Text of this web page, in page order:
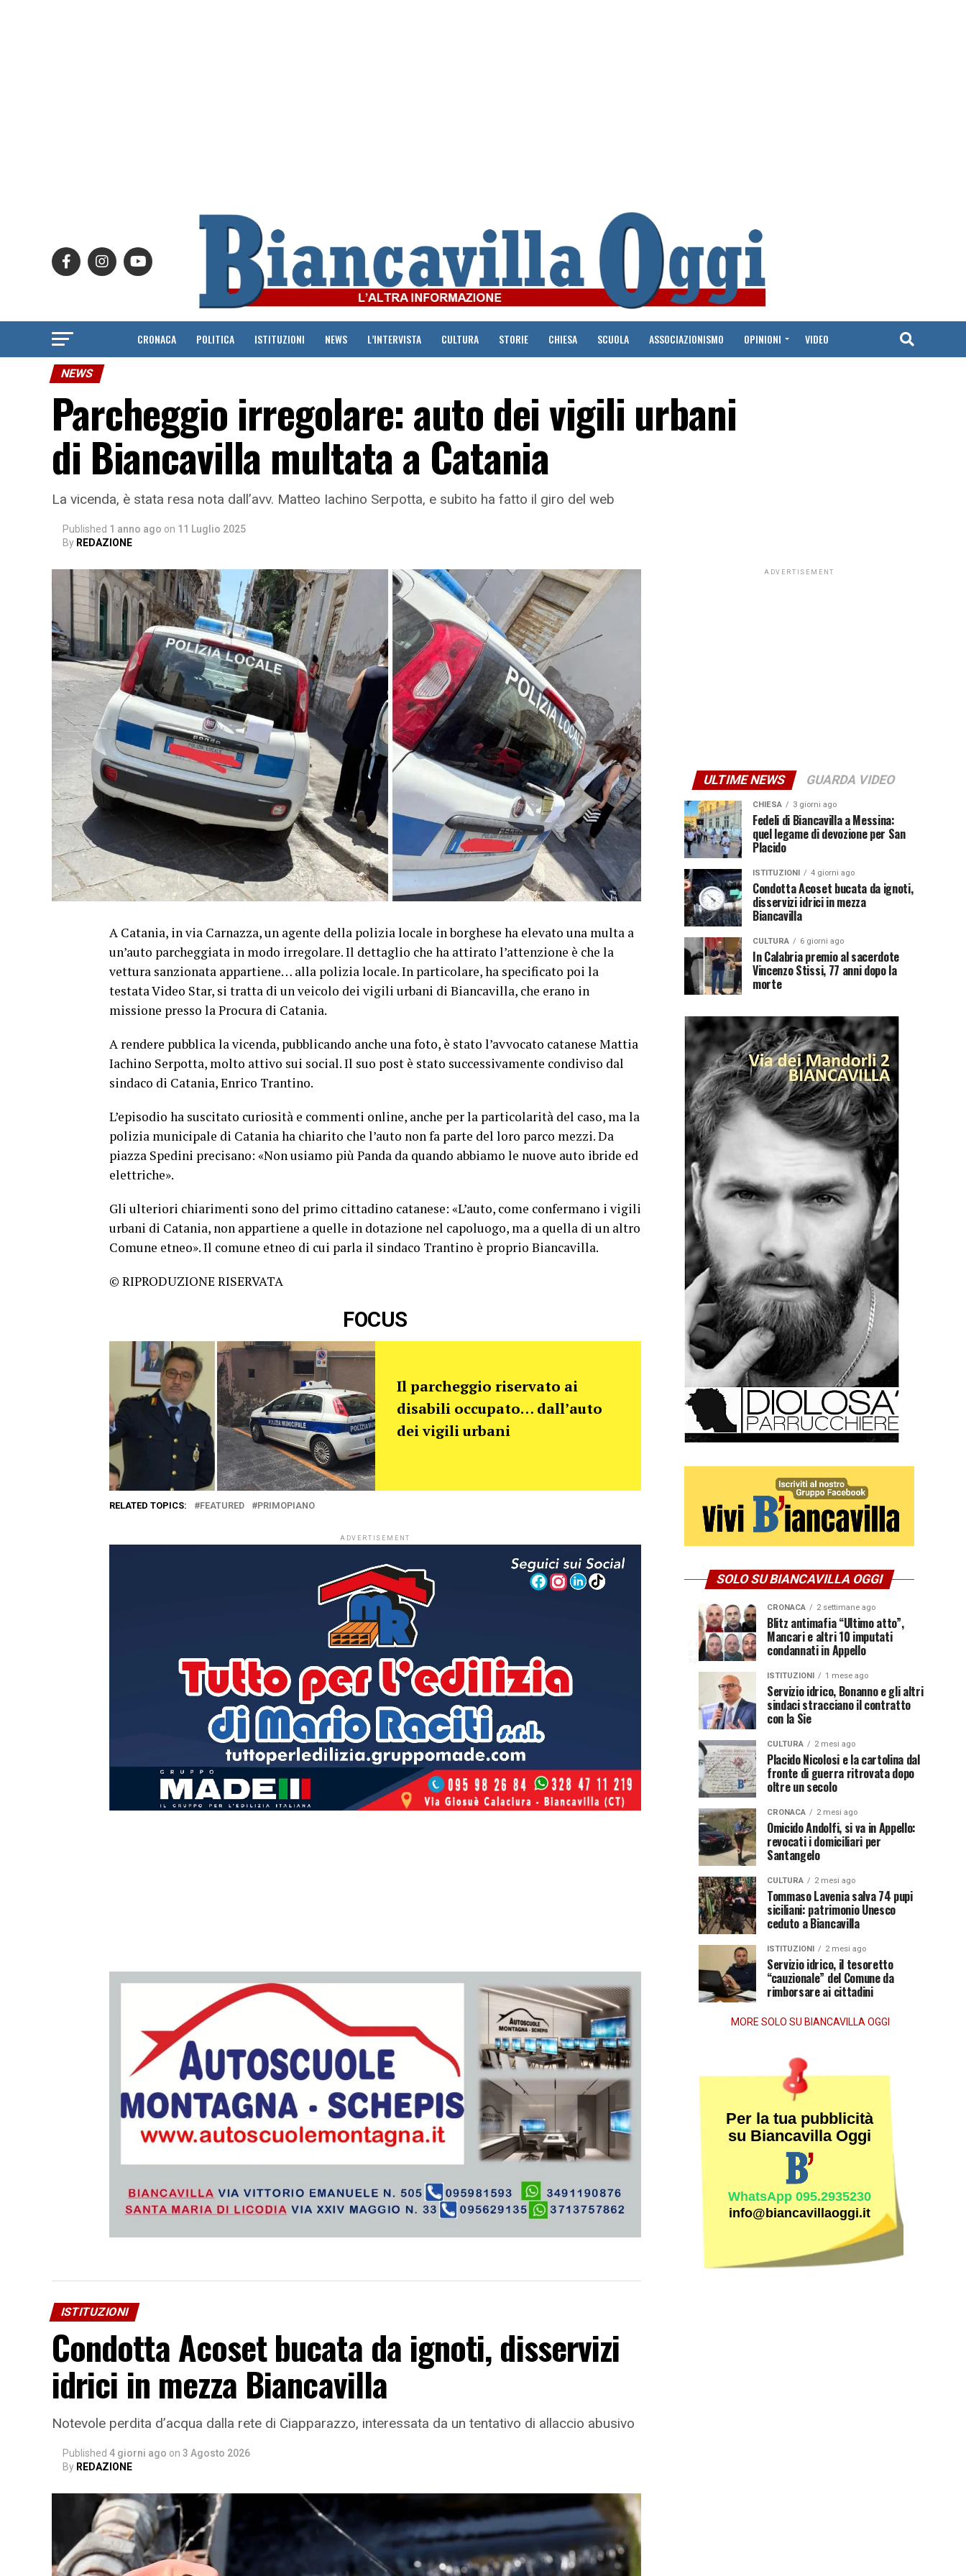
CRONACA POLITICA ISTITUZIONI NEWS L’INTERVISTA CULTURA STORIE CHIESA SCUOLA ASSOCIAZIONISMO OPINIONI VIDEO
NEWS
Parcheggio irregolare: auto dei vigili urbani
di Biancavilla multata a Catania
La vicenda, è stata resa nota dall’avv. Matteo Iachino Serpotta, e subito ha fatto il giro del web
Published 1 anno ago on 11 Luglio 2025
By REDAZIONE
A Catania, in via Carnazza, un agente della polizia locale in borghese ha elevato una multa a
un’auto parcheggiata in modo irregolare. Il dettaglio che ha attirato l’attenzione è che la
vettura sanzionata appartiene… alla polizia locale. In particolare, ha specificato poi la
testata Video Star, si tratta di un veicolo dei vigili urbani di Biancavilla, che erano in
missione presso la Procura di Catania.
A rendere pubblica la vicenda, pubblicando anche una foto, è stato l’avvocato catanese Mattia
Iachino Serpotta, molto attivo sui social. Il suo post è stato successivamente condiviso dal
sindaco di Catania, Enrico Trantino.
L’episodio ha suscitato curiosità e commenti online, anche per la particolarità del caso, ma la
polizia municipale di Catania ha chiarito che l’auto non fa parte del loro parco mezzi. Da
piazza Spedini precisano: «Non usiamo più Panda da quando abbiamo le nuove auto ibride ed
elettriche».
Gli ulteriori chiarimenti sono del primo cittadino catanese: «L’auto, come confermano i vigili
urbani di Catania, non appartiene a quelle in dotazione nel capoluogo, ma a quella di un altro
Comune etneo». Il comune etneo di cui parla il sindaco Trantino è proprio Biancavilla.
© RIPRODUZIONE RISERVATA
FOCUS
Il parcheggio riservato ai
disabili occupato… dall’auto
dei vigili urbani
RELATED TOPICS: FEATURED PRIMOPIANO
ADVERTISEMENT
ISTITUZIONI
Condotta Acoset bucata da ignoti, disservizi
idrici in mezza Biancavilla
Notevole perdita d’acqua dalla rete di Ciapparazzo, interessata da un tentativo di allaccio abusivo
Published 4 giorni ago on 3 Agosto 2026
By REDAZIONE
ADVERTISEMENT
ULTIME NEWS GUARDA VIDEO
CHIESA 3 giorni ago
Fedeli di Biancavilla a Messina:
quel legame di devozione per San
Placido
ISTITUZIONI 4 giorni ago
Condotta Acoset bucata da ignoti,
disservizi idrici in mezza
Biancavilla
CULTURA 6 giorni ago
In Calabria premio al sacerdote
Vincenzo Stissi, 77 anni dopo la
morte
SOLO SU BIANCAVILLA OGGI
CULTURA
6
giorni
agoIn
Calabria
premio
al
sacerdote
Vincenzo
Stissi,
77
anni
dopo
la
morte
comunità
rende
omaggio
prete
biancavillese,
ricordato
suo
impegno
parroco
NEWS
2
settimane
ago
Disservizi
elettrici,
indennizzo
bolletta:
ecco
cosa
fare
per
ottenerlo
CULTURA
2
settimane
ago
Don
Pasquale
Castro,
prete-
soldato
soccorso
dei
feriti
della
Grande
Guerra
CRONACA 2 settimane ago
Blitz antimafia “Ultimo atto”,
Mancari e altri 10 imputati
condannati in Appello
ISTITUZIONI 1 mese ago
Servizio idrico, Bonanno e gli altri
sindaci stracciano il contratto
con la Sie
CULTURA 2 mesi ago
Placido Nicolosi e la cartolina dal
fronte di guerra ritrovata dopo
oltre un secolo
CRONACA 2 mesi ago
Omicido Andolfi, si va in Appello:
revocati i domiciliari per
Santangelo
CULTURA 2 mesi ago
Tommaso Lavenia salva 74 pupi
siciliani: patrimonio Unesco
ceduto a Biancavilla
ISTITUZIONI 2 mesi ago
Servizio idrico, il tesoretto
“cauzionale” del Comune da
rimborsare ai cittadini
MORE SOLO SU BIANCAVILLA OGGI
Per la tua pubblicità
su Biancavilla Oggi
WhatsApp 095.2935230
info@biancavillaoggi.it